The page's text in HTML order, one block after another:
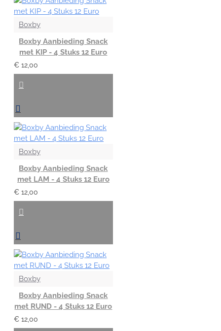
Boxby
Boxby Aanbieding Snack
met KIP - 4 Stuks 12 Euro
€ 12,00
Boxby
Boxby Aanbieding Snack
met LAM - 4 Stuks 12 Euro
€ 12,00
Boxby
Boxby Aanbieding Snack
met RUND - 4 Stuks 12 Euro
€ 12,00